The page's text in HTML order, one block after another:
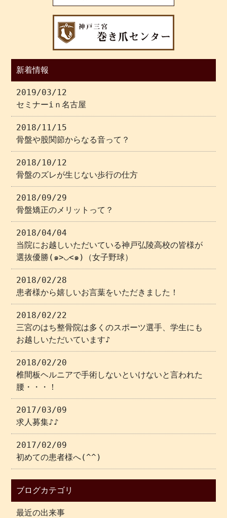
新着情報
2019/03/12
セミナーiｎ名古屋
2018/11/15
骨盤や股関節からなる音って？
2018/10/12
骨盤のズレが生じない歩行の仕方
2018/09/29
骨盤矯正のメリットって？
2018/04/04
当院にお越しいただいている神戸弘陵高校の皆様が
選抜優勝(๑>◡<๑)（女子野球）
2018/02/28
患者様から嬉しいお言葉をいただきました！
2018/02/22
三宮のはち整骨院は多くのスポーツ選手、学生にも
お越しいただいています♪
2018/02/20
椎間板ヘルニアで手術しないといけないと言われた
腰・・・！
2017/03/09
求人募集♪♪
2017/02/09
初めての患者様へ(^^)
ブログカテゴリ
最近の出来事